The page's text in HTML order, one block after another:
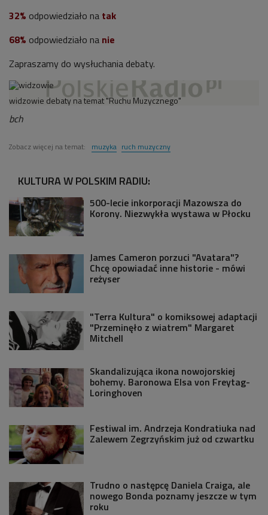
32% odpowiedziało na tak
68% odpowiedziało na nie
Zapraszamy do wysłuchania debaty.
widzowie debaty na temat "Ruchu Muzycznego"
bch
Zobacz więcej na temat: muzyka ruch muzyczny
KULTURA W POLSKIM RADIU:
500-lecie inkorporacji Mazowsza do
Korony. Niezwykła wystawa w Płocku
James Cameron porzuci "Avatara"?
Chcę opowiadać inne historie - mówi
reżyser
"Terra Kultura" o komiksowej adaptacji
"Przeminęło z wiatrem" Margaret
Mitchell
Skandalizująca ikona nowojorskiej
bohemy. Baronowa Elsa von Freytag-
Loringhoven
Festiwal im. Andrzeja Kondratiuka nad
Zalewem Zegrzyńskim już od czwartku
Trudno o następcę Daniela Craiga, ale
nowego Bonda poznamy jeszcze w tym
roku